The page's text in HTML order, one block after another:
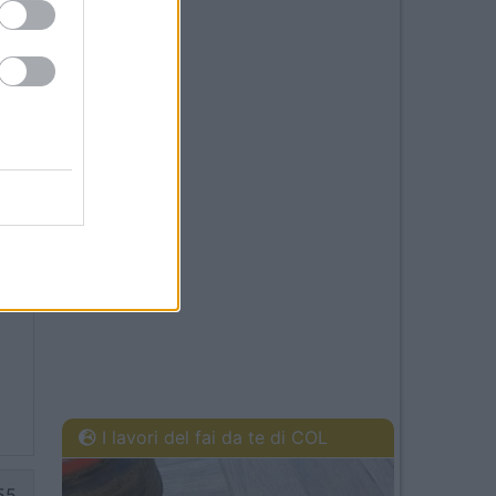
I lavori del fai da te di COL